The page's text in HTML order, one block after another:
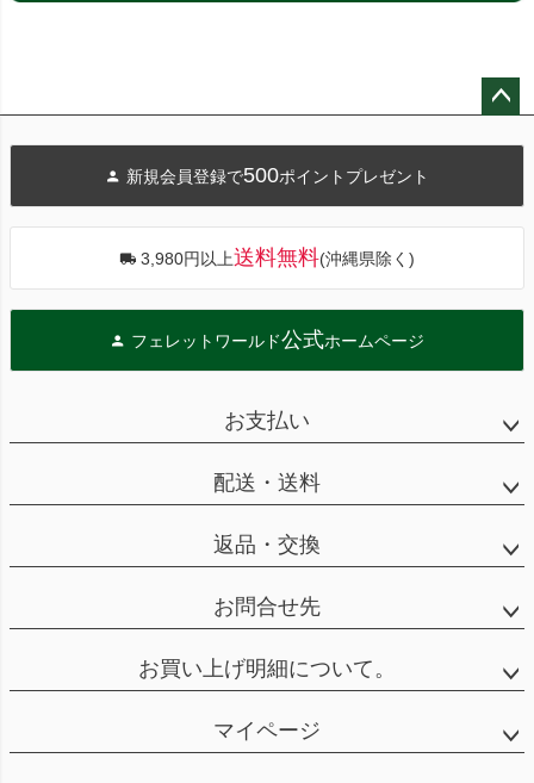
へ
新規会員登録で500ポイントプレゼント
3,980円以上送料無料(沖縄県除く)
フェレットワールド公式ホームページ
お支払い
配送・送料
返品・交換
お問合せ先
お買い上げ明細について。
マイページ